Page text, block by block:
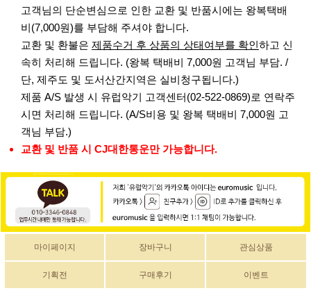
고객님의 단순변심으로 인한 교환 및 반품시에는 왕복택배
비(7,000원)를 부담해 주셔야 합니다.
교환 및 환불은 제품수거 후 상품의 상태여부를 확인하고 신
속히 처리해 드립니다. (왕복 택배비 7,000원 고객님 부담. /
단, 제주도 및 도서산간지역은 실비청구됩니다.)
제품 A/S 발생 시 유럽악기 고객센터(02-522-0869)로 연락주
시면 처리해 드립니다. (A/S비용 및 왕복 택배비 7,000원 고
객님 부담.)
교환 및 반품 시 CJ대한통운만 가능합니다.
마이페이지 장바구니 관심상품
기획전 구매후기 이벤트